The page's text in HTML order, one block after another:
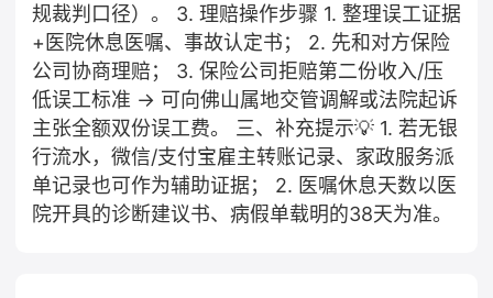
规裁判口径）。 3. 理赔操作步骤 1. 整理误工证据
+医院休息医嘱、事故认定书； 2. 先和对方保险
公司协商理赔； 3. 保险公司拒赔第二份收入/压
低误工标准 → 可向佛山属地交管调解或法院起诉
主张全额双份误工费。 三、补充提示💡 1. 若无银
行流水，微信/支付宝雇主转账记录、家政服务派
单记录也可作为辅助证据； 2. 医嘱休息天数以医
院开具的诊断建议书、病假单载明的38天为准。